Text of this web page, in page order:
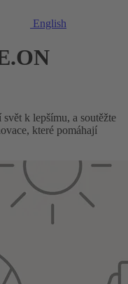
English
k lepšímu, a soutěžte
které pomáhají